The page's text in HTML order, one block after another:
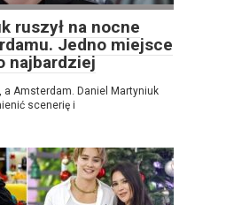
ruszył na nocne
Jedno miejsce
najbardziej
a Amsterdam. Daniel Martyniuk
scenerię i